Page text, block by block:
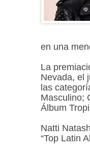
en una
La
Nevada, el
las
Masculino;
Álbum
Natti
“Top Latin